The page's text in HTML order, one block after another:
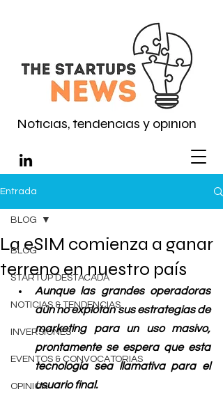
Noticias, tendencias y opinión
Entrada
BLOG
STARTUP DESTACADA
NOTICIAS & TENDENCIAS
INVERSIONES
EVENTOS & CONVOCATORIAS
OPINIÓN
BLOG
La eSIM comienza a ganar
terreno en nuestro país
Aunque las grandes operadoras
aún no explotan sus estrategias de
marketing para un uso masivo,
prontamente se espera que esta
tecnología sea llamativa para el
usuario final.